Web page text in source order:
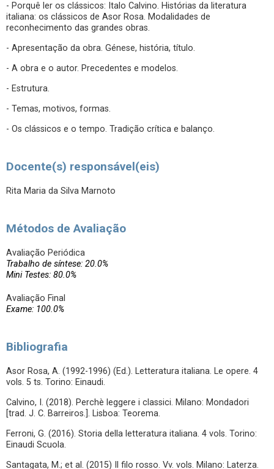
- Porquê ler os clássicos: Italo Calvino. Histórias da literatura
italiana: os clássicos de Asor Rosa. Modalidades de
reconhecimento das grandes obras.
- Apresentação da obra. Génese, história, título.
- A obra e o autor. Precedentes e modelos.
- Estrutura.
- Temas, motivos, formas.
- Os clássicos e o tempo. Tradição crítica e balanço.
Docente(s) responsável(eis)
Rita Maria da Silva Marnoto
Métodos de Avaliação
Avaliação Periódica
Trabalho de síntese: 20.0%
Mini Testes: 80.0%
Avaliação Final
Exame: 100.0%
Bibliografia
Asor Rosa, A. (1992-1996) (Ed.). Letteratura italiana. Le opere. 4
vols. 5 ts. Torino: Einaudi.
Calvino, I. (2018). Perchè leggere i classici. Milano: Mondadori
[trad. J. C. Barreiros.]. Lisboa: Teorema.
Ferroni, G. (2016). Storia della letteratura italiana. 4 vols. Torino:
Einaudi Scuola.
Santagata, M.; et al. (2015) Il filo rosso. Vv. vols. Milano: Laterza.